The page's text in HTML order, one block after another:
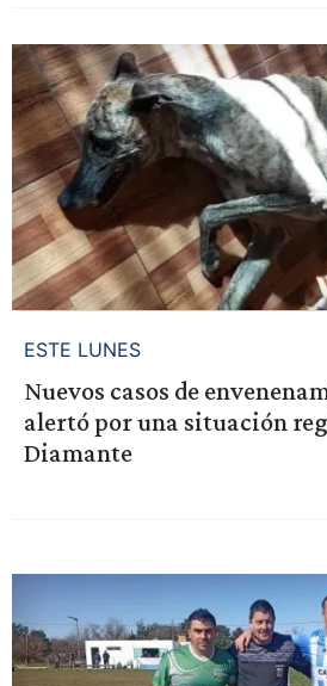
ESTE LUNES
Nuevos casos de
alertó por una situación
Diamante